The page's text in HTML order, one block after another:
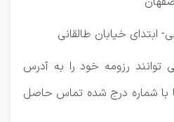
ابتدای خیابان طالقانی
توانند رزومه خود را به آدرس
با شماره درج شده تماس حاصل